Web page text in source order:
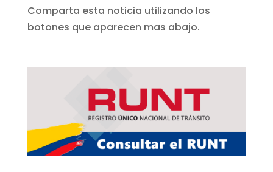
Comparta esta noticia utilizando los
botones que aparecen mas abajo.